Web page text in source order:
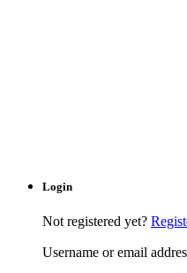
Login
Not registered yet?
Username or email